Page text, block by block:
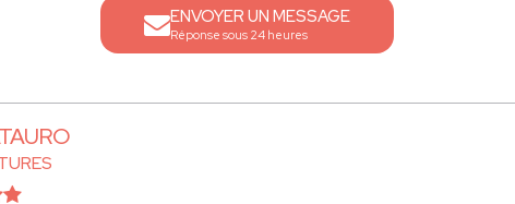
ENVOYER UN MESSAGE
Réponse sous 24 heures